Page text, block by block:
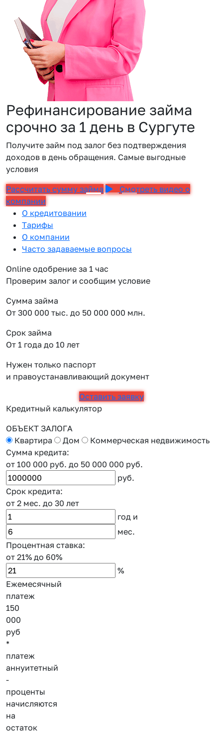
Рефинансирование займа
срочно за 1 день в Сургуте
Получите займ под залог без подтверждения
доходов в день обращения. Самые выгодные
условия
Рассчитать сумму займа
Смотреть видео о
компании
О кредитовании
Тарифы
О компании
Часто задаваемые вопросы
Online одобрение за 1 час
Проверим залог и сообщим условие
Сумма займа
От 300 000 тыс. до 50 000 000 млн.
Срок займа
От 1 года до 10 лет
Нужен только паспорт
и правоустанавливающий документ
Оставить заявку
Кредитный калькулятор
ОБЪЕКТ ЗАЛОГА
Квартира
Дом
Коммерческая недвижимость
Сумма кредита:
от 100 000 руб. до 50 000 000 руб.
руб.
Срок кредита:
от 2 мес. до 30 лет
год и
мес.
Процентная ставка:
от 21% до 60%
%
Ежемесячный
платеж
150
000
руб
*
платеж
аннуитетный
-
проценты
начисляются
на
остаток